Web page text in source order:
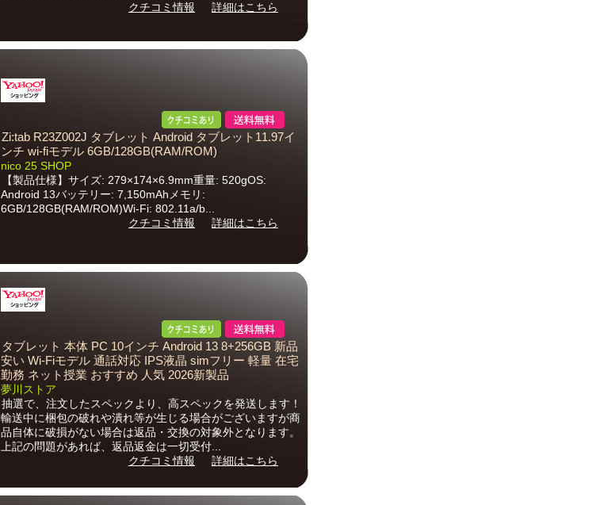
クチコミ情報
詳細はこちら
Zi:tab R23Z002J タブレット Android タブレット11.97イ
ンチ wi-fiモデル 6GB/128GB(RAM/ROM)
nico 25 SHOP
【製品仕様】サイズ: 279×174×6.9mm重量: 520gOS:
Android 13バッテリー: 7,150mAhメモリ:
6GB/128GB(RAM/ROM)Wi-Fi: 802.11a/b...
クチコミ情報
詳細はこちら
タブレット 本体 PC 10インチ Android 13 8+256GB 新品
安い Wi-Fiモデル 通話対応 IPS液晶 simフリー 軽量 在宅
勤務 ネット授業 おすすめ 人気 2026新製品
夢川ストア
抽選で、注文したスペックより、高スペックを発送します！
輸送中に梱包の破れや潰れ等が生じる場合がございますが商
品自体に破損がない場合は返品・交換の対象外となります。
上記の問題があれば、返品返金は一切受付...
クチコミ情報
詳細はこちら